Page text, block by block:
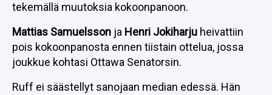
tekemällä muutoksia kokoonpanoon.
Mattias Samuelsson ja Henri Jokiharju heivattiin
pois kokoonpanosta ennen tiistain ottelua, jossa
joukkue kohtasi Ottawa Senatorsin.
Ruff ei säästellyt sanojaan median edessä. Hän